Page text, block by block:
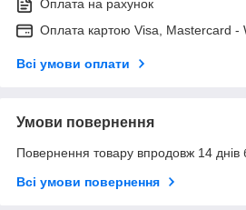
Оплата на рахунок
Оплата картою Visa, Mastercard -
Всі умови оплати
Умови повернення
Повернення товару впродовж 14 днів
Всі умови повернення